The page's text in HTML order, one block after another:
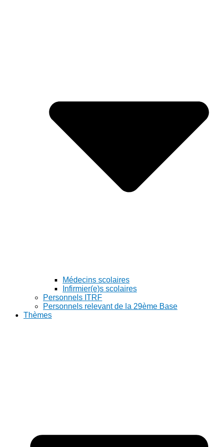
Médecins scolaires
Infirmier(e)s scolaires
Personnels ITRF
Personnels relevant de la 29ème Base
Thèmes